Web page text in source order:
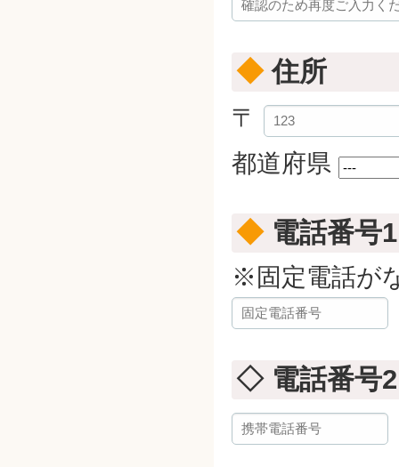
◆住所
〒
都道府県
◆電話番号
※固定電話が
◇ 電話番号